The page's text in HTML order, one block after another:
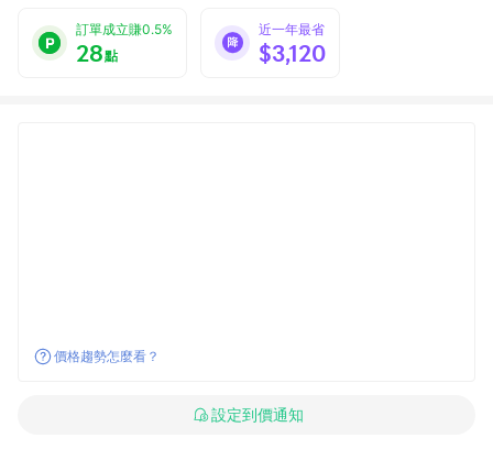
訂單成立賺0.5%
28點
近一年最省
$3,120
價格趨勢怎麼看？
設定到價通知